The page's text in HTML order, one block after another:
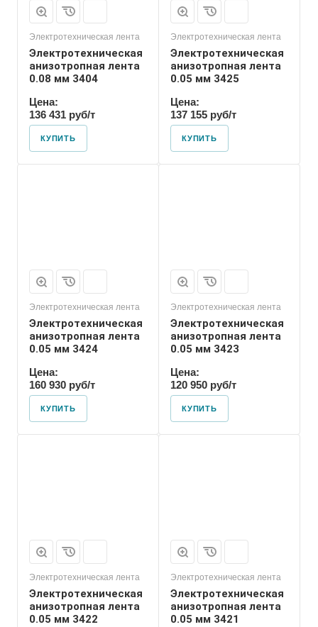
Электротехническая лента
Электротехническая
анизотропная лента
0.08 мм 3404
Цена:
136 431 руб/т
КУПИТЬ
Электротехническая лента
Электротехническая
анизотропная лента
0.05 мм 3425
Цена:
137 155 руб/т
КУПИТЬ
Электротехническая лента
Электротехническая
анизотропная лента
0.05 мм 3424
Цена:
160 930 руб/т
КУПИТЬ
Электротехническая лента
Электротехническая
анизотропная лента
0.05 мм 3423
Цена:
120 950 руб/т
КУПИТЬ
Электротехническая лента
Электротехническая
анизотропная лента
0.05 мм 3422
Электротехническая лента
Электротехническая
анизотропная лента
0.05 мм 3421